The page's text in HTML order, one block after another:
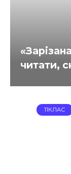
читати,
11КЛАС